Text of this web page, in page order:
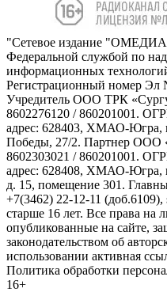
"Сетевое издание
Федеральной службой по
информационных
Регистрационный номер Эл
Учредитель ООО ТРК
8602276120 / 860201001.
адрес: 628403, ХМАО-Югра,
Победы, 27/2. Партнер
8602303021 / 860201001.
адрес: 628408, ХМАО-Югра,
д. 15, помещение 301.
+7(3462) 22-12-11
старше 16 лет. Все права на
опубликованные на сайте,
законодательством об
использовании активная
Политика обработки
16+